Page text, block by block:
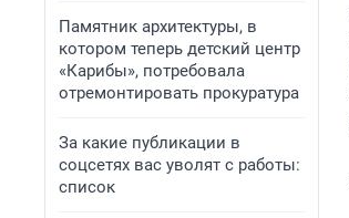
Памятник архитектуры, в
котором теперь детский центр
«Карибы», потребовала
отремонтировать прокуратура
За какие публикации в
соцсетях вас уволят с работы:
список